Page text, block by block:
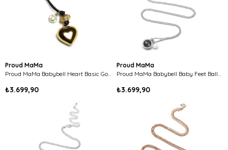
Proud MaMa
Proud MaMa Babybell Heart Basic Gold Rengi
₺3.699,90
Proud MaMa
Proud MaMa Babybell Baby Feet Ballchain Silver-Plate
₺3.699,90